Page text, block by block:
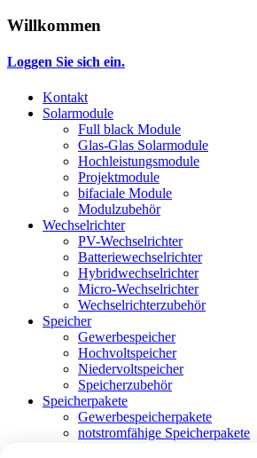
Willkommen
Loggen Sie sich ein.
Kontakt
Solarmodule
Full black Module
Glas-Glas Solarmodule
Hochleistungsmodule
Projektmodule
bifaciale Module
Modulzubehör
Wechselrichter
PV-Wechselrichter
Batteriewechselrichter
Hybridwechselrichter
Micro-Wechselrichter
Wechselrichterzubehör
Speicher
Gewerbespeicher
Hochvoltspeicher
Niedervoltspeicher
Speicherzubehör
Speicherpakete
Gewerbespeicherpakete
notstromfähige Speicherpakete